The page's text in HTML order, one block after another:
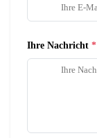
Ihre Nachricht